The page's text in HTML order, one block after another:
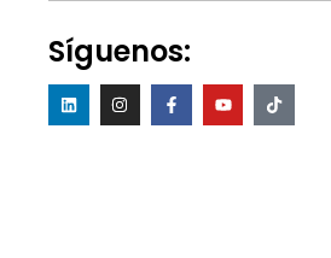
Síguenos: